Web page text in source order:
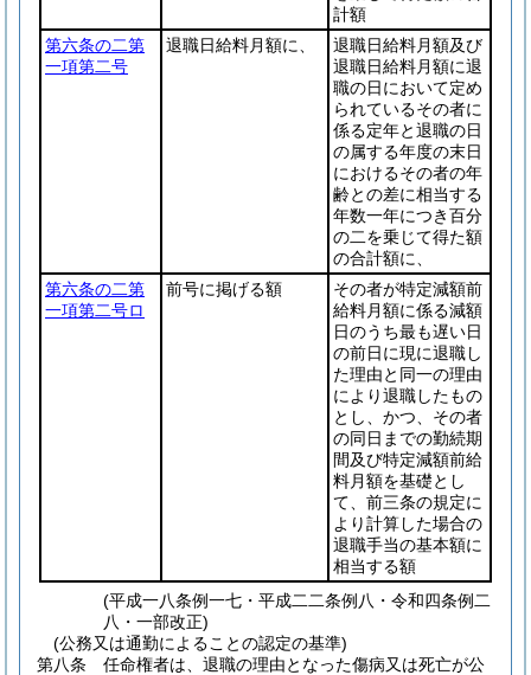
計額
第六条の二第
一項第二号
退職日給料月額に、
退職日給料月額及び
退職日給料月額に退
職の日において定め
られているその者に
係る定年と退職の日
の属する年度の末日
におけるその者の年
齢との差に相当する
年数一年につき百分
の二を乗じて得た額
の合計額に、
第六条の二第
一項第二号ロ
前号に掲げる額
その者が特定減額前
給料月額に係る減額
日のうち最も遅い日
の前日に現に退職し
た理由と同一の理由
により退職したもの
とし、かつ、その者
の同日までの勤続期
間及び特定減額前給
料月額を基礎とし
て、前三条の規定に
より計算した場合の
退職手当の基本額に
相当する額
(平成一八条例一七・平成二二条例八・令和四条例二
八・一部改正)
(公務又は通勤によることの認定の基準)
第八条
任命権者は、退職の理由となった傷病又は死亡が公